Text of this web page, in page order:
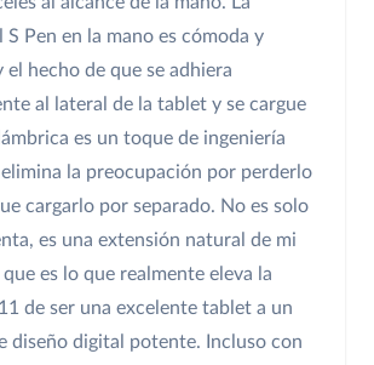
S Pen en la mano es cómoda y
el hecho de que se adhiera
al lateral de la tablet y se cargue
es un toque de ingeniería
la preocupación por perderlo
cargarlo por separado. No es solo
es una extensión natural de mi
es lo que realmente eleva la
de ser una excelente tablet a un
diseño digital potente. Incluso con